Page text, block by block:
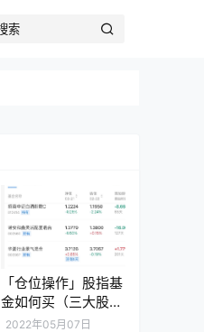
「仓位操作」股指基
金如何买（三大股指
全天震荡调整解析）
2022年05月07日